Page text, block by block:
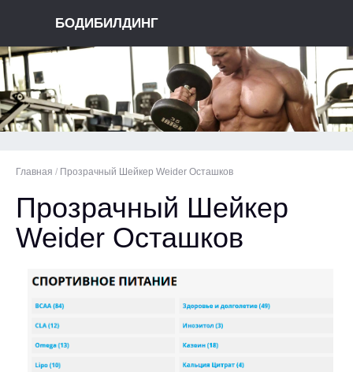
БОДИБИЛДИНГ
Главная / Прозрачный Шейкер Weider Осташков
Прозрачный Шейкер
Weider Осташков